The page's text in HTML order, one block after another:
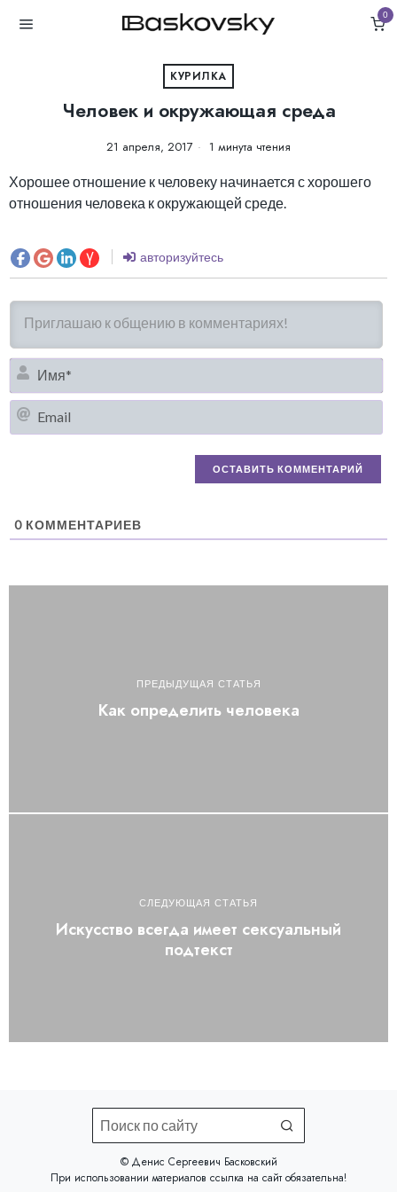
0
КУРИЛКА
Человек и окружающая среда
21 апреля, 2017 1 минута чтения
Хорошее отношение к человеку начинается с хорошего
отношения человека к окружающей среде.
авторизуйтесь
0 КОММЕНТАРИЕВ
ПРЕДЫДУЩАЯ СТАТЬЯ
Как определить человека
СЛЕДУЮЩАЯ СТАТЬЯ
Искусство всегда имеет сексуальный
подтекст
©️ Денис Сергеевич Басковский
При использовании материалов ссылка на сайтобязательна!